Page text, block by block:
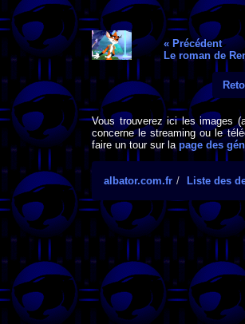
« Précédent
Le roman de
Vous trouverez ici les images
concerne le streaming ou le
faire un tour sur lapage des
albator.com.fr Liste des